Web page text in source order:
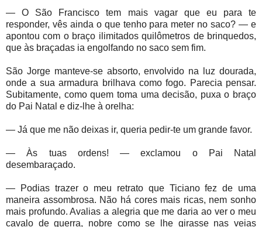
— O São Francisco tem mais vagar que eu para te
responder, vês ainda o que tenho para meter no saco? — e
apontou com o braço ilimitados quilômetros de brinquedos,
que às braçadas ia engolfando no saco sem fim.
São Jorge manteve-se absorto, envolvido na luz dourada,
onde a sua armadura brilhava como fogo. Parecia pensar.
Subitamente, como quem toma uma decisão, puxa o braço
do Pai Natal e diz-lhe à orelha:
— Já que me não deixas ir, queria pedir-te um grande favor.
— Às tuas ordens! — exclamou o Pai Natal
desembaraçado.
— Podias trazer o meu retrato que Ticiano fez de uma
maneira assombrosa. Não há cores mais ricas, nem sonho
mais profundo. Avalias a alegria que me daria ao ver o meu
cavalo de guerra, nobre como se lhe girasse nas veias